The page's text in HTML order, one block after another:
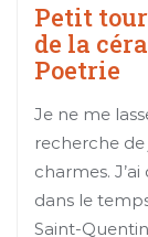
Petit
de la
Poetrie
Je ne me
recherche
charmes.
dans le
Saint-